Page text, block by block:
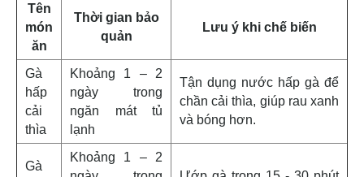
Tên
món
ăn
Thời gian bảo
quản
Lưu ý khi chế biến
Gà
hấp
cải
thìa
Khoảng 1 – 2
ngày trong
ngăn mát tủ
lạnh
Tận dụng nước hấp gà để
chần cải thìa, giúp rau xanh
và bóng hơn.
Gà
Khoảng 1 – 2